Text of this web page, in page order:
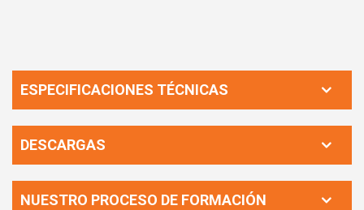
ESPECIFICACIONES TÉCNICAS
DESCARGAS
NUESTRO PROCESO DE FORMACIÓN